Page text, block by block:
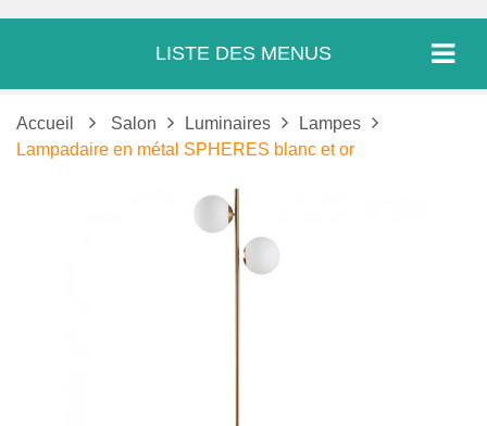
LISTE DES MENUS
Accueil Salon Luminaires
Lampes
Lampadaire en métal SPHERES blanc et or